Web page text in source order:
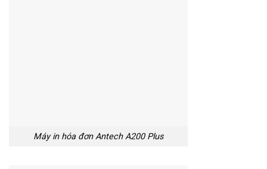
Máy in hóa đơn Antech A200 Plus